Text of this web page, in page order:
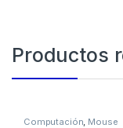
Productos
Computación, Mouse